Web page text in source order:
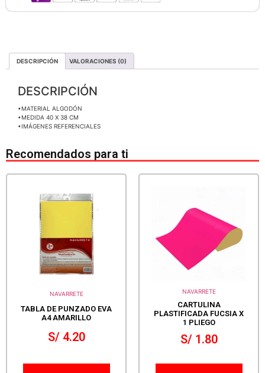
DESCRIPCIÓN VALORACIONES (0)
DESCRIPCIÓN
•MATERIAL ALGODÓN
•MEDIDA 40 X 38 CM
•IMÁGENES REFERENCIALES
Recomendados para ti
NAVARRETE
TABLA DE PUNZADO EVA
A4 AMARILLO
S/4.20
NAVARRETE
CARTULINA
PLASTIFICADA FUCSIA X
1 PLIEGO
S/1.80